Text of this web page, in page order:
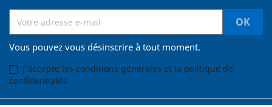
Vous pouvez vous désinscrire à tout moment.
J'accepte les conditions générales et la politique de
confidentialité